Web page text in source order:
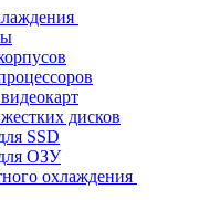
дисков
SSD
ОЗУ
охлаждения